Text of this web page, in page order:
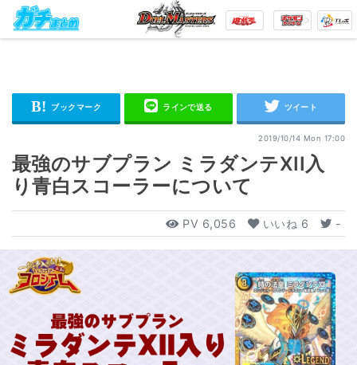
2019/10/14 Mon 17:00
最強のサブプラン ミラダンテXII入
り青白スコーラーについて
PV 6,056 いいね 6 -